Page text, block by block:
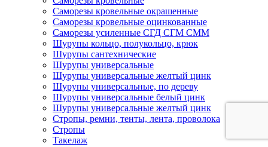
Саморезы кровельные окрашенные
Саморезы кровельные оцинкованные
Саморезы усиленные СГД СГМ СММ
Шурупы кольцо, полукольцо, крюк
Шурупы сантехнические
Шурупы универсальные
Шурупы универсальные желтый цинк
Шурупы универсальные, по дереву
Шурупы универсальные белый цинк
Шурупы универсальные желтый цинк
Стропы, ремни, тенты, лента, проволока
Стропы
Такелаж